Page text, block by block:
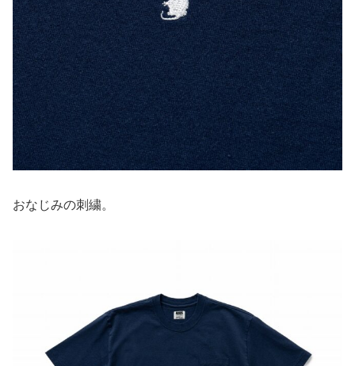
おなじみの刺繍。